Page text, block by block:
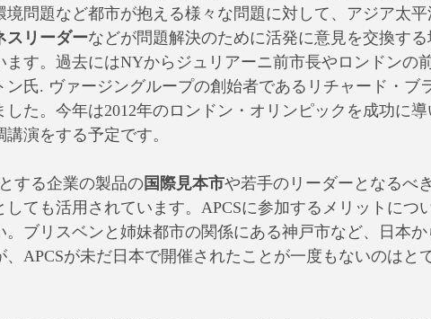
問題など都市が抱える様々な問題に対して、アジア太平
スリーダーなどが問題解決のために活発に意見を交換する
ます。過去にはNYからジュリアーニ前市長やロンドンの
氏. ヴァージングループの創始者であるリチャード・ブ
た。今年は2012年のロンドン・オリンピックを成功に導
演をする予定です。
する企業の製品の国際見本市や若手のリーダーとなるべ
しても活用されています。APCSに参加するメリットにつ
ブリスベンと姉妹都市の関係にある神戸市など、日本か
APCSが未だ日本で開催されたことが一度もないのはと